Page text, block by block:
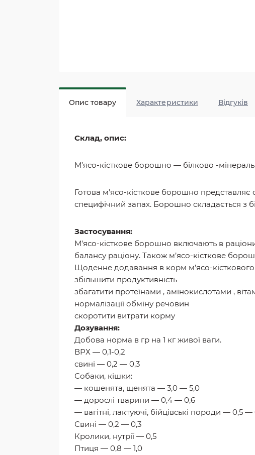
Опис товару Характеристики Відгуків
Склад, опис:
М’ясо-кісткове борошно — білково -
Готова м’ясо-кісткове борошно
специфічний запах. Борошно складається з
Застосування:
М’ясо-кісткове борошно включають в
балансу раціону. Також м’ясо-кісткове
Щоденне додавання в корм м’ясо-
збільшити продуктивність
збагатити протеїнами , амінокислотами ,
нормалізації обміну речовин
скоротити витрати корму
Дозування:
Добова норма в гр на 1 кг живої ваги.
ВРХ — 0,1-0,2
свині — 0,2 — 0,3
Собаки, кішки:
— кошенята, щенята — 3,0 — 5,0
— дорослі тварини — 0,4 — 0,6
— вагітні, лактуючі, бійцівські породи — 0,5 —
Свині — 0,2 — 0,3
Кролики, нутрії — 0,5
Птиця — 0,8 — 1,0